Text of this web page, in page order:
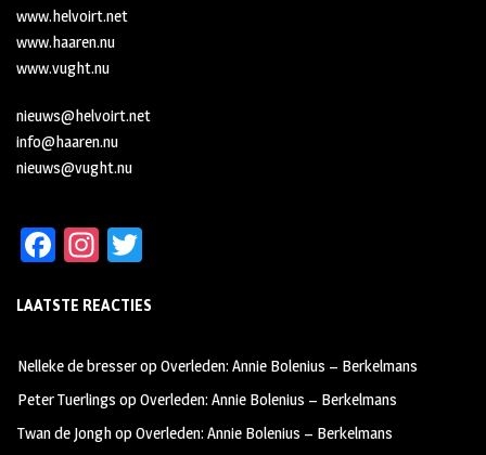
www.helvoirt.net
www.haaren.nu
www.vught.nu
nieuws@helvoirt.net
info@haaren.nu
nieuws@vught.nu
Fa
b
oo
k
In
ag
m
tt
LAATSTE REACTIES
Nelleke de bresseropOverleden: Annie Bolenius – Berkelmans
Peter Tuerlings opOverleden: Annie Bolenius – Berkelmans
Twan de JonghopOverleden: Annie Bolenius – Berkelmans